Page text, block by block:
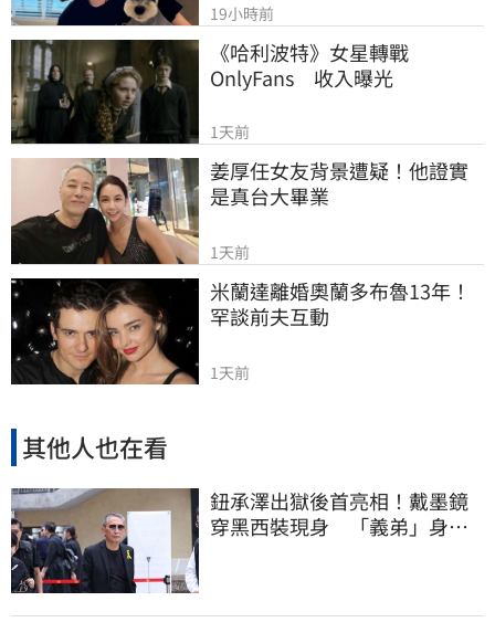
19小時前
《哈利波特》女星轉戰
OnlyFans　收入曝光
1天前
姜厚任女友背景遭疑！他證實
是真台大畢業
1天前
米蘭達離婚奧蘭多布魯13年！
罕談前夫互動
1天前
其他人也在看
鈕承澤出獄後首亮相！戴墨鏡
穿黑西裝現身 「義弟」身分